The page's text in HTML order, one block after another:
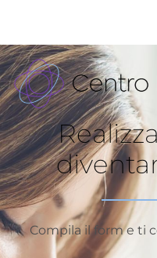
Compila il form e ti